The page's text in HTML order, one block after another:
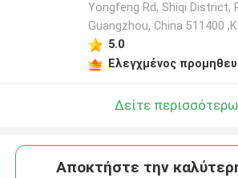
Yongfeng Rd, Shiqi District,
Guangzhou, China 511400
5.0
Ελεγχμένος
Δείτε
Αποκτήστε την